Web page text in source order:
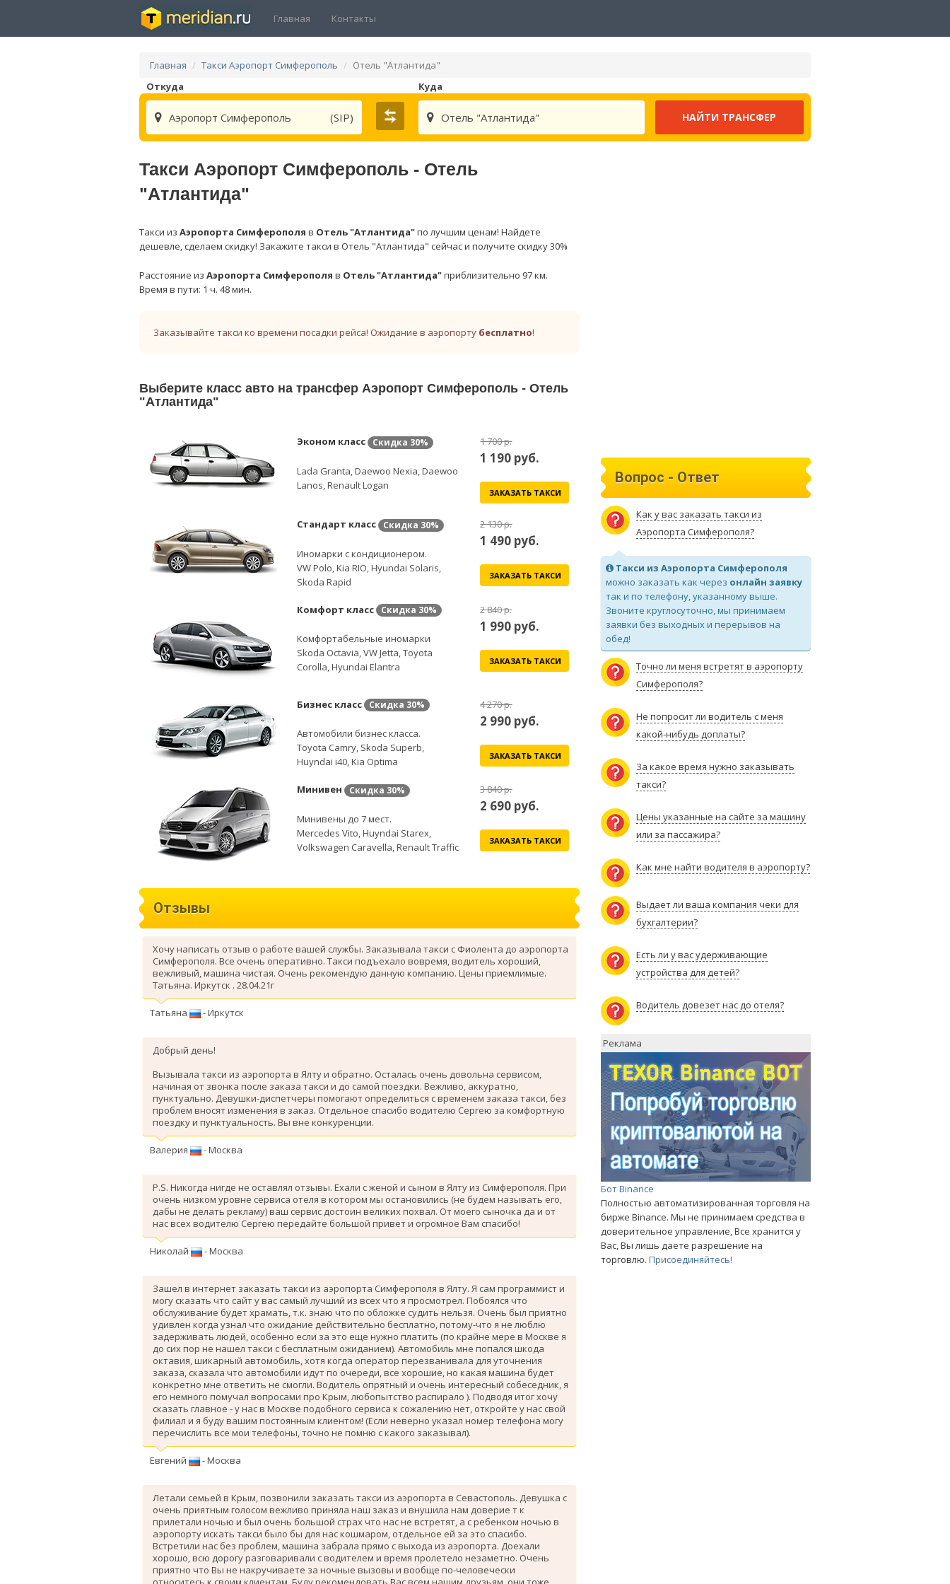
Главная Контакты
Главная Такси Аэропорт Симферополь
Отель "Атлантида"
Откуда
(SIP)
Аэропорт Симферополь
Куда
Отель "Атлантида"
Такси Аэропорт Симферополь - Отель
"Атлантида"
Такси из Аэропорта Симферополя в Отель "Атлантида"по лучшим ценам! Найдете
дешевле, сделаем скидку! Закажите такси в Отель "Атлантида" сейчас и получите скидку 30%
Расстояние из Аэропорта Симферополя в Отель "Атлантида"приблизительно 97 км.
Время в пути: 1 ч. 48 мин.
Заказывайте такси ко времени посадки рейса! Ожидание в аэропорту бесплатно!
Выберите класс авто на трансфер Аэропорт Симферополь - Отель
"Атлантида"
Эконом класс Скидка 30%
Lada Granta, Daewoo Nexia, Daewoo
Lanos, Renault Logan
1 700 р.
1 190 руб.
ЗАКАЗАТЬ ТАКСИ
Стандарт класс Скидка 30%
Иномарки с кондиционером.
VW Polo, Kia RIO, Hyundai Solaris,
Skoda Rapid
2 130 р.
1 490 руб.
ЗАКАЗАТЬ ТАКСИ
Комфорт класс Скидка 30%
Комфортабельные иномарки
Skoda Octavia, VW Jetta, Toyota
Corolla, Hyundai Elantra
2 840 р.
1 990 руб.
ЗАКАЗАТЬ ТАКСИ
Бизнес класс Скидка 30%
Автомобили бизнес класса.
Toyota Camry, Skoda Superb,
Huyndai i40, Kia Optima
4 270 р.
2 990 руб.
ЗАКАЗАТЬ ТАКСИ
Минивен Скидка 30%
Минивены до 7 мест.
Mercedes Vito, Huyndai Starex,
Volkswagen Caravella, Renault Traffic
3 840 р.
2 690 руб.
ЗАКАЗАТЬ ТАКСИ
Отзывы
Хочу написать отзыв о работе вашей службы. Заказывала такси с Фиолента до аэропорта
Симферополя. Все очень оперативно. Такси подъехало вовремя, водитель хороший,
вежливый, машина чистая. Очень рекомендую данную компанию. Цены приемлимые.
Татьяна. Иркутск . 28.04.21г
Татьяна - Иркутск
Добрый день!
Вызывала такси из аэропорта в Ялту и обратно. Осталась очень довольна сервисом,
начиная от звонка после заказа такси и до самой поездки. Вежливо, аккуратно,
пунктуально. Девушки-диспетчеры помогают определиться с временем заказа такси, без
проблем вносят изменения в заказ. Отдельное спасибо водителю Сергею за комфортную
поездку и пунктуальность. Вы вне конкуренции.
Валерия - Москва
P.S. Никогда нигде не оставлял отзывы. Ехали с женой и сыном в Ялту из Симферополя. При
очень низком уровне сервиса отеля в котором мы остановились (не будем называть его,
дабы не делать рекламу) ваш сервис достоин великих похвал. От моего сыночка да и от
нас всех водителю Сергею передайте большой привет и огромное Вам спасибо!
Николай - Москва
Зашел в интернет заказать такси из аэропорта Симферополя в Ялту. Я сам программист и
могу сказать что сайт у вас самый лучший из всех что я просмотрел. Побоялся что
обслуживание будет храмать, т.к. знаю что по обложке судить нельзя. Очень был приятно
удивлен когда узнал что ожидание действительно бесплатно, потому-что я не люблю
задерживать людей, особенно если за это еще нужно платить (по крайне мере в Москве я
до сих пор не нашел такси с бесплатным ожиданием). Автомобиль мне попался шкода
октавия, шикарный автомобиль, хотя когда оператор перезванивала для уточнения
заказа, сказала что автомобили идут по очереди, все хорошие, но какая машина будет
конкретно мне ответить не смогли. Водитель опрятный и очень интересный собеседник, я
его немного помучал вопросами про Крым, любопытство распирало ). Подводя итог хочу
сказать главное - у нас в Москве подобного сервиса к сожалению нет, откройте у нас свой
филиал и я буду вашим постоянным клиентом! (Если неверно указал номер телефона могу
перечислить все мои телефоны, точно не помню с какого заказывал).
Евгений - Москва
Летали семьей в Крым, позвонили заказать такси из аэропорта в Севастополь. Девушка с
очень приятным голосом вежливо приняла наш заказ и внушила нам доверие т к
прилетали ночью и был очень большой страх что нас не встретят, а с ребенком ночью в
аэропорту искать такси было бы для нас кошмаром, отдельное ей за это спасибо.
Вcтретили нас без проблем, машина забрала прямо с выхода из аэропорта. Доехали
хорошо, всю дорогу разговаривали с водителем и время пролетело незаметно. Очень
приятно что Вы не накручиваете за ночные вызовы и вообще по-человечески
Вопрос - Ответ
Как у вас заказать такси из
Аэропорта Симферополя?
Такси из Аэропорта Симферополя
можно заказать как через онлайн заявку
так и по телефону, указанному выше.
Звоните круглосуточно, мы принимаем
заявки без выходных и перерывов на
обед!
Точно ли меня встретят в аэропорту
Симферополя?
Не попросит ли водитель с меня
какой-нибудь доплаты?
За какое время нужно заказывать
такси?
Цены указанные на сайте за машину
или за пассажира?
Как мне найти водителя в аэропорту?
Выдает ли ваша компания чеки для
бухгалтерии?
Есть ли у вас удерживающие
устройства для детей?
Водитель довезет нас до отеля?
Реклама
Бот Binance
Полностью автоматизированная торговля на
бирже Binance. Мы не принимаем средства в
доверительное управление, Все хранится у
Вас, Вы лишь даете разрешение на
торговлю.Присоединяйтесь!